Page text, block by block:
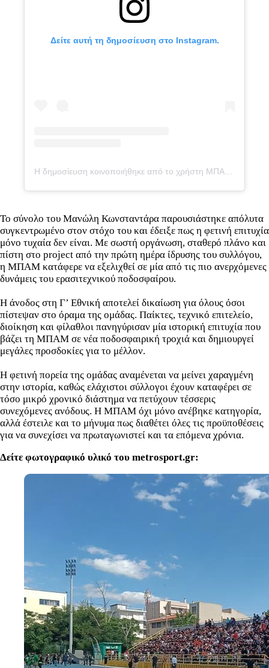
Δείτε αυτή τη δημοσίευση στο Instagram.
Το σύνολο του Μανώλη Κωνσταντάρα παρουσιάστηκε απόλυτα
συγκεντρωμένο στον στόχο του και έδειξε πως η φετινή επιτυχία
μόνο τυχαία δεν είναι. Με σωστή οργάνωση, σταθερό πλάνο και
πίστη στο project από την πρώτη ημέρα ίδρυσης του συλλόγου,
η ΜΠΑΜ κατάφερε να εξελιχθεί σε μία από τις πιο ανερχόμενες
δυνάμεις του ερασιτεχνικού ποδοσφαίρου.
Η άνοδος στη Γ’ Εθνική αποτελεί δικαίωση για όλους όσοι
πίστεψαν στο όραμα της ομάδας. Παίκτες, τεχνικό επιτελείο,
διοίκηση και φίλαθλοι πανηγύρισαν μία ιστορική επιτυχία που
βάζει τη ΜΠΑΜ σε νέα ποδοσφαιρική τροχιά και δημιουργεί
μεγάλες προσδοκίες για το μέλλον.
Η φετινή πορεία της ομάδας αναμένεται να μείνει χαραγμένη
στην ιστορία, καθώς ελάχιστοι σύλλογοι έχουν καταφέρει σε
τόσο μικρό χρονικό διάστημα να πετύχουν τέσσερις
συνεχόμενες ανόδους. Η ΜΠΑΜ όχι μόνο ανέβηκε κατηγορία,
αλλά έστειλε και το μήνυμα πως διαθέτει όλες τις προϋποθέσεις
για να συνεχίσει να πρωταγωνιστεί και τα επόμενα χρόνια.
Δείτε φωτογραφικό υλικό του metrosport.gr: